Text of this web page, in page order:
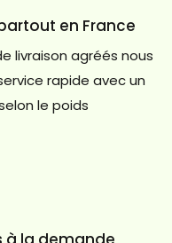
en France
livraison agréés nous
rapide avec un
le poids